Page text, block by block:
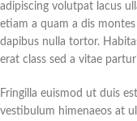
adipiscing volutpat lacus
etiam a quam a dis
dapibus nulla tortor.
erat class sed a vitae
Fringilla euismod ut duis
vestibulum himenaeos at